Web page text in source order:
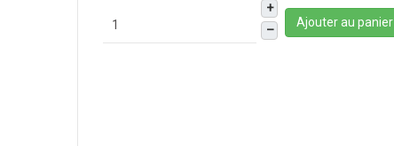
+
–
Ajouter au panier